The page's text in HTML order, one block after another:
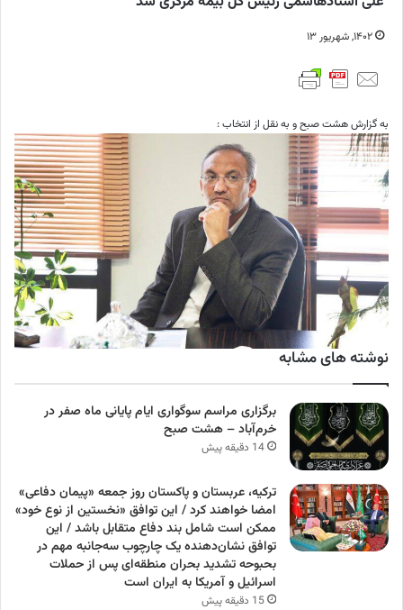
۱۴۰۲, شهریور ۱۳
به گزارش هشت صبح و به نقل از انتخاب :
نوشته های مشابه
برگزاری مراسم سوگواری ایام پایانی ماه صفر در
خرم‌آباد – هشت صبح
14 دقیقه پیش
ترکیه، عربستان و پاکستان روز جمعه «پیمان دفاعی»
امضا خواهند کرد / این توافق «نخستین از نوع خود»
ممکن است شامل بند دفاع متقابل باشد / این
توافق نشان‌دهنده یک چارچوب سه‌جانبه مهم در
بحبوحه تشدید بحران منطقه‌ای پس از حملات
اسرائیل و آمریکا به ایران است
15 دقیقه پیش